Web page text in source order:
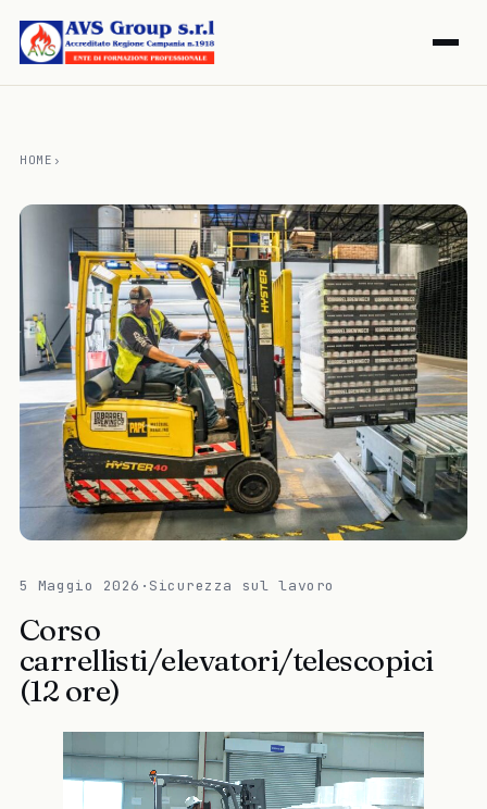
HOME ›
5 Maggio 2026 · Sicurezza sul lavoro
Corso
carrellisti/elevatori/telescopici
(12 ore)